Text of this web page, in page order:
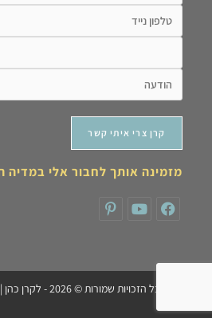
מזמינה אותך לחבור אלי במדיה
כל הזכויות שמורות © 2026 - לקרן כהן | בניית אתר: